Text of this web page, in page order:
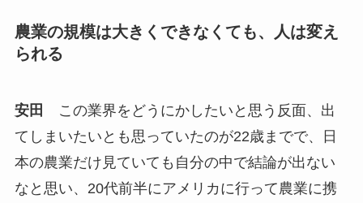
農業の規模は大きくできなくても、人は変え
られる
安田
この業界をどうにかしたいと思う反面、出
てしまいたいとも思っていたのが22歳までで、日
本の農業だけ見ていても自分の中で結論が出ない
なと思い、20代前半にアメリカに行って農業に携